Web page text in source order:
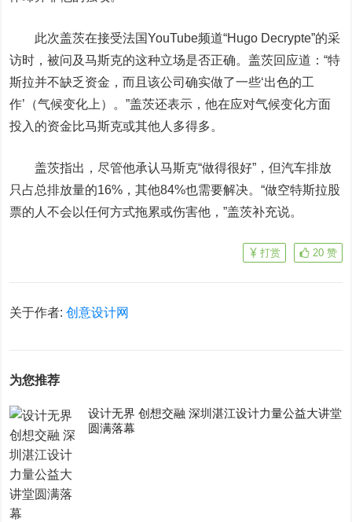
此次盖茨在接受法国YouTube频道“Hugo Decrypte”的采
访时，被问及马斯克的这种立场是否正确。盖茨回应道：“特
斯拉并不缺乏资金，而且该公司确实做了一些‘出色的工
作’（气候变化上）。”盖茨还表示，他在应对气候变化方面
投入的资金比马斯克或其他人多得多。
盖茨指出，尽管他承认马斯克“做得很好”，但汽车排放
只占总排放量的16%，其他84%也需要解决。“做空特斯拉股
票的人不会以任何方式拖累或伤害他，”盖茨补充说。
20 赞
打赏
关于作者:创意设计网
为您推荐
设计无界 创想交融 深圳湛江设计力量公益大讲堂
圆满落幕